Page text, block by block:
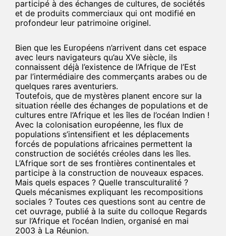
participé à des échanges de cultures, de sociétés
et de produits commerciaux qui ont modifié en
profondeur leur patrimoine originel.
Bien que les Européens n’arrivent dans cet espace
avec leurs navigateurs qu’au XVe siècle, ils
connaissent déjà l’existence de l’Afrique de l’Est
par l’intermédiaire des commerçants arabes ou de
quelques rares aventuriers.
Toutefois, que de mystères planent encore sur la
situation réelle des échanges de populations et de
cultures entre l’Afrique et les îles de l’océan Indien !
Avec la colonisation européenne, les flux de
populations s’intensifient et les déplacements
forcés de populations africaines permettent la
construction de sociétés créoles dans les îles.
L’Afrique sort de ses frontières continentales et
participe à la construction de nouveaux espaces.
Mais quels espaces ? Quelle transculturalité ?
Quels mécanismes expliquant les recompositions
sociales ? Toutes ces questions sont au centre de
cet ouvrage, publié à la suite du colloque Regards
sur l’Afrique et l’océan Indien, organisé en mai
2003 à La Réunion.